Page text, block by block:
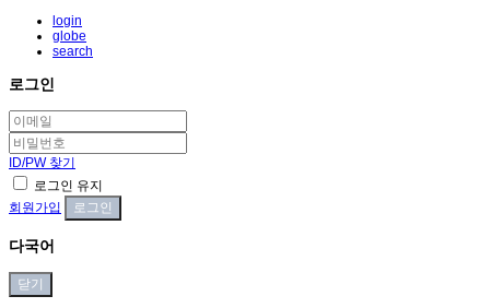
login
globe
search
로그인
ID/PW 찾기
로그인 유지
회원가입
다국어
닫기